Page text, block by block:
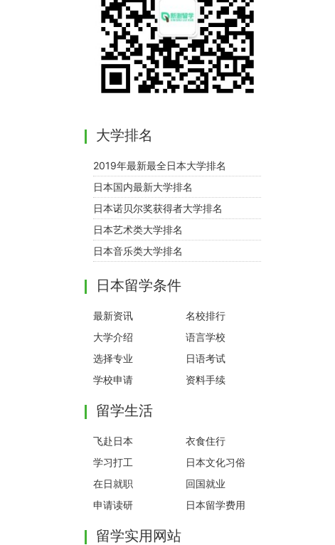
大学排名
2019年最新最全日本大学排名
日本国内最新大学排名
日本诺贝尔奖获得者大学排名
日本艺术类大学排名
日本音乐类大学排名
日本留学条件
最新资讯
名校排行
大学介绍
语言学校
选择专业
日语考试
学校申请
资料手续
留学生活
飞赴日本
衣食住行
学习打工
日本文化习俗
在日就职
回国就业
申请读研
日本留学费用
留学实用网站